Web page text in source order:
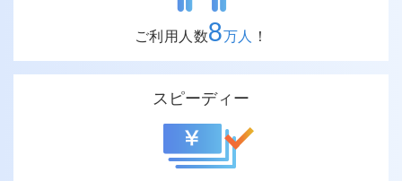
ご利用人数8万人 ！
スピーディー